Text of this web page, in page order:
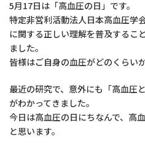
5月17日は「高血圧の日」です。
特定非営利活動法人日本高血圧学
に関する正しい理解を普及するこ
ました。
皆様はご自身の血圧がどのくらい
最近の研究で、意外にも「高血圧
がわかってきました。
今日は高血圧の日にちなんで、高
と思います。